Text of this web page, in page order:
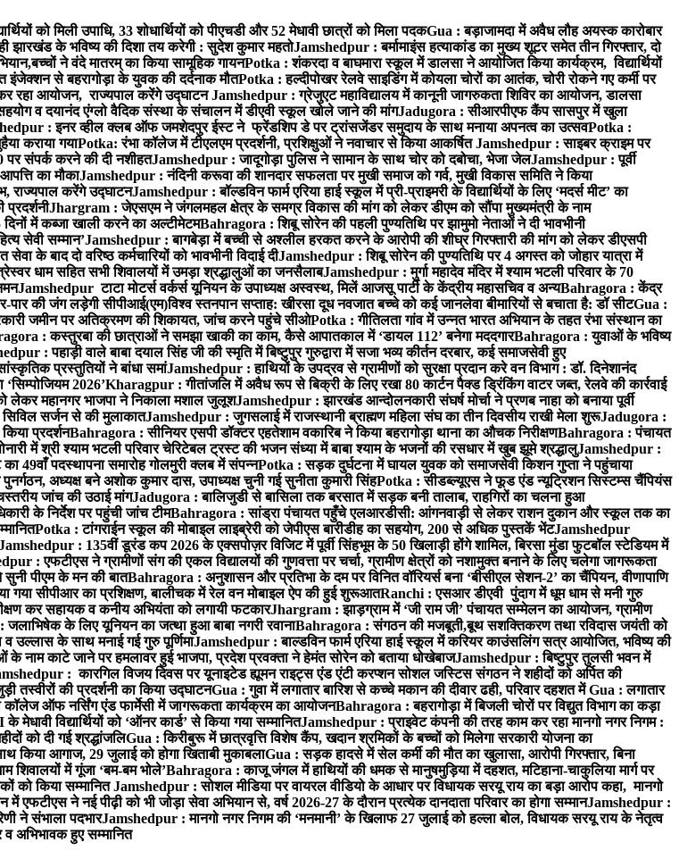
को मिली उपाधि, 33 शोधार्थियों को पीएचडी और 52 मेधावी छात्रों को मिला पदकGua : बड़ाजामदा में अवैध लौह अयस्क कारोबार
झारखंड के भविष्य की दिशा तय करेगी : सुदेश कुमार महतोJamshedpur : बर्मामाइंस हत्याकांड का मुख्य शूटर समेत तीन गिरफ्तार, दो
ने वंदे मातरम् का किया सामूहिक गायनPotka : शंकरदा व बाघमारा स्कूल में डालसा ने आयोजित किया कार्यक्रम, विद्यार्थियों
इंजेक्शन से बहरागोड़ा के युवक की दर्दनाक मौतPotka : हल्दीपोखर रेलवे साइडिंग में कोयला चोरों का आतंक, चोरी रोकने गए कर्मी पर
रहा आयोजन, राज्यपाल करेंगे उद्घाटनJamshedpur : ग्रेजुएट महाविद्यालय में कानूनी जागरुकता शिविर का आयोजन, डालसा
व दयानंद एंग्लो वैदिक संस्था के संचालन में डीएवी स्कूल खोले जाने की मांगJadugora : सीआरपीएफ कैंप सासपुर में खुला
: इनर व्हील क्लब ऑफ जमशेदपुर ईस्ट ने फ्रेंडशिप डे पर ट्रांसजेंडर समुदाय के साथ मनाया अपनत्व का उत्सवPotka :
कराया गयाPotka: रंभा कॉलेज में टीएलएम प्रदर्शनी, प्रशिक्षुओं ने नवाचार से किया आकर्षितJamshedpur : साइबर क्राइम पर
पर संपर्क करने की दी नशीहतJamshedpur : जादूगोड़ा पुलिस ने सामान के साथ चोर को दबोचा, भेजा जेलJamshedpur : पूर्वी
का मौकाJamshedpur : नंदिनी करूवा की शानदार सफलता पर मुखी समाज को गर्व, मुखी विकास समिति ने किया
राज्यपाल करेंगे उद्घाटनJamshedpur : बॉल्डविन फार्म एरिया हाई स्कूल में प्री-प्राइमरी के विद्यार्थियों के लिए ‘मदर्स मीट’ का
Jhargram : जेएसएम ने जंगलमहल क्षेत्र के समग्र विकास की मांग को लेकर डीएम को सौंपा मुख्यमंत्री के नाम
में कब्जा खाली करने का अल्टीमेटमBahragora : शिबू सोरेन की पहली पुण्यतिथि पर झामुमो नेताओं ने दी भावभीनी
सेवी सम्मान’Jamshedpur : बागबेड़ा में बच्ची से अश्लील हरकत करने के आरोपी की शीघ्र गिरफ्तारी की मांग को लेकर डीएसपी
के बाद दो वरिष्ठ कर्मचारियों को भावभीनी विदाई दीJamshedpur : शिबू सोरेन की पुण्यतिथि पर 4 अगस्त को जोहार यात्रा में
धाम सहित सभी शिवालयों में उमड़ा श्रद्धालुओं का जनसैलाबJamshedpur : मुर्गा महादेव मंदिर में श्याम भटली परिवार के 70
Jamshedpur टाटा मोटर्स वर्कर्स यूनियन के उपाध्यक्ष अस्वस्थ, मिलें आजसू पार्टी के केंद्रीय महासचिव व अन्यBahragora : केंद्र
पार की जंग लड़ेगी सीपीआई(एम)विश्व स्तनपान सप्ताह: खीरसा दूध नवजात बच्चे को कई जानलेवा बीमारियों से बचाता है: डॉ सीटGua :
जमीन पर अतिक्रमण की शिकायत, जांच करने पहुंचे सीओPotka : गीतिलता गांव में उन्नत भारत अभियान के तहत रंभा संस्थान का
: कस्तुरबा की छात्राओं ने समझा खाकी का काम, कैसे आपातकाल में ‘डायल 112’ बनेगा मददगारBahragora : युवाओं के भविष्य
: पहाड़ी वाले बाबा दयाल सिंह जी की स्मृति में बिष्टुपुर गुरुद्वारा में सजा भव्य कीर्तन दरबार, कई समाजसेवी हुए
प्रस्तुतियों ने बांधा समांJamshedpur : हाथियों के उपद्रव से ग्रामीणों को सुरक्षा प्रदान करे वन विभाग : डॉ. दिनेशानंद
2026’Kharagpur : गीतांजलि में अवैध रूप से बिक्री के लिए रखा 80 कार्टन पैक्ड ड्रिंकिंग वाटर जब्त, रेलवे की कार्रवाई
लेकर महानगर भाजपा ने निकाला मशाल जुलूशJamshedpur : झारखंड आन्दोलनकारी संघर्ष मोर्चा ने प्रणब नाहा को बनाया पूर्वी
सर्जन से की मुलाकातJamshedpur : जुगसलाई में राजस्थानी ब्राह्मण महिला संघ का तीन दिवसीय राखी मेला शुरूJadugora :
प्रदर्शनBahragora : सीनियर एसपी डॉक्टर एहतेशाम वकारिब ने किया बहरागोड़ा थाना का औचक निरीक्षणBahragora : पंचायत
में श्री श्याम भटली परिवार चेरिटेबल ट्रस्ट की भजन संध्या में बाबा श्याम के भजनों की रसधार में खुब झूमे श्रद्धालुJamshedpur :
49वाँ पदस्थापना समारोह गोलमुरी क्लब में संपन्नPotka : सड़क दुर्घटना में घायल युवक को समाजसेवी किशन गुप्ता ने पहुंचाया
अध्यक्ष बने अशोक कुमार दास, उपाध्यक्ष चुनी गई सुनीता कुमारी सिंहPotka : सीडब्ल्यूएस ने फूड एंड न्यूट्रिशन सिस्टम्स चैंपियंस
जांच की उठाई मांगJadugora : बालिजुडी से बासिला तक बरसात में सड़क बनी तालाब, राहगिरों का चलना हुआ
के निर्देश पर पहुंची जांच टीमBahragora : सांड्रा पंचायत पहुँचे एलआरडीसी: आंगनवाड़ी से लेकर राशन दुकान और स्कूल तक का
Potka : टांगराईन स्कूल की मोबाइल लाइब्रेरी को जेपीएस बारीडीह का सहयोग, 200 से अधिक पुस्तकें भेंटJamshedpur
: 135वीं डूरंड कप 2026 के एक्सपोज़र विजिट में पूर्वी सिंहभूम के 50 खिलाड़ी होंगे शामिल, बिरसा मुंडा फुटबॉल स्टेडियम में
: एफटीएस ने ग्रामीणों संग की एकल विद्यालयों की गुणवत्ता पर चर्चा, ग्रामीण क्षेत्रों को नशामुक्त बनाने के लिए चलेगा जागरूकता
पीएम के मन की बातBahragora : अनुशासन और प्रतिभा के दम पर विनित वॉरियर्स बना ‘बीसीएल सेशन-2’ का चैंपियन, वीणापाणि
गया सीपीआर का प्रशिक्षण, बालीचक में रेल वन मोबाइल ऐप की हुई शुरूआतRanchi : एसआर डीएवी पुंदाग में धूम धाम से मनी गुरु
कर सहायक व कनीय अभियंता को लगायी फटकारJhargram : झाड़ग्राम में ‘जी राम जी’ पंचायत सम्मेलन का आयोजन, ग्रामीण
के लिए यूनियन का जत्था हुआ बाबा नगरी रवानाBahragora : संगठन की मजबूती,बूथ सशक्तिकरण तथा रविदास जयंती को
व उल्लास के साथ मनाई गई गुरु पूर्णिमाJamshedpur : बाल्डविन फार्म एरिया हाई स्कूल में करियर काउंसलिंग सत्र आयोजित, भविष्य की
नाम काटे जाने पर हमलावर हुई भाजपा, प्रदेश प्रवक्ता ने हेमंत सोरेन को बताया धोखेबाजJamshedpur : बिष्टुपुर तुलसी भवन में
: कारगिल विजय दिवस पर यूनाइटेड ह्यूमन राइट्स एंड एंटी करप्शन सोशल जस्टिस संगठन ने शहीदों को अर्पित की
की प्रदर्शनी का किया उद्घाटनGua : गुवा में लगातार बारिश से कच्चे मकान की दीवार ढही, परिवार दहशत मेंGua : लगातार
कॉलेज ऑफ नर्सिंग एंड फार्मेसी में जागरूकता कार्यक्रम का आयोजनBahragora : बहरागोड़ा में बिजली चोरों पर विद्युत विभाग का कड़ा
विद्यार्थियों को ‘ऑनर कार्ड’ से किया गया सम्मानितJamshedpur : प्राइवेट कंपनी की तरह काम कर रहा मानगो नगर निगम :
को दी गई श्रद्धांजलिGua : किरीबुरू में छात्रवृत्ति विशेष कैंप, खदान श्रमिकों के बच्चों को मिलेगा सरकारी योजना का
आगाज, 29 जुलाई को होगा खिताबी मुकाबलाGua : सड़क हादसे में सेल कर्मी की मौत का खुलासा, आरोपी गिरफ्तार, बिना
शिवालयों में गूंजा ‘बम-बम भोले’Bahragora : काजू जंगल में हाथियों की धमक से मानुषमुड़िया में दहशत, मटिहाना-चाकुलिया मार्ग पर
को किया सम्मानितJamshedpur : सोशल मीडिया पर वायरल वीडियो के आधार पर विधायक सरयू राय का बड़ा आरोप कहा, मानगो
एफटीएस ने नई पीढ़ी को भी जोड़ा सेवा अभियान से, वर्ष 2026-27 के दौरान प्रत्येक दानदाता परिवार का होगा सम्मानJamshedpur :
ने संभाला पदभारJamshedpur : मानगो नगर निगम की ‘मनमानी’ के खिलाफ 27 जुलाई को हल्ला बोल, विधायक सरयू राय के नेतृत्व
अभिभावक हुए सम्मानित